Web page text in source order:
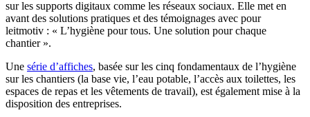
sur les supports digitaux comme les réseaux sociaux. Elle met en
avant des solutions pratiques et des témoignages avec pour
leitmotiv : « L’hygiène pour tous. Une solution pour chaque
chantier ».
Une série d’affiches, basée sur les cinq fondamentaux de l’hygiène
sur les chantiers (la base vie, l’eau potable, l’accès aux toilettes, les
espaces de repas et les vêtements de travail), est également mise à la
disposition des entreprises.